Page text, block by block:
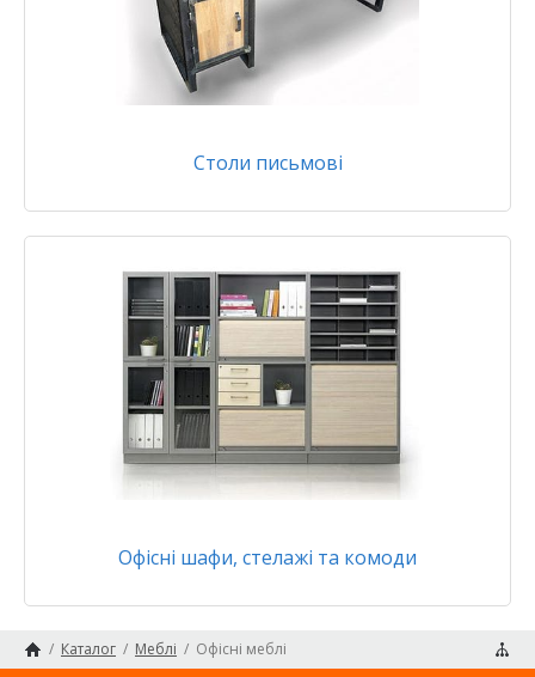
Столи письмові
Офісні шафи, стелажі та комоди
/ Каталог / Меблі / Офісні меблі